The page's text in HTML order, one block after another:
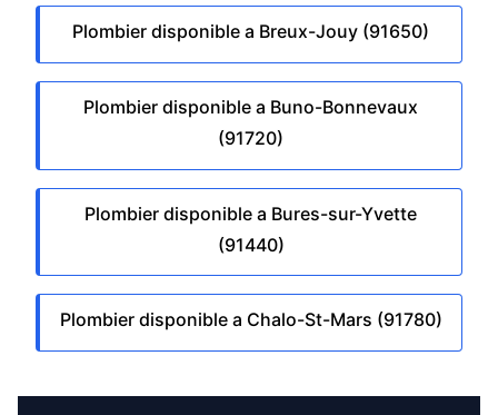
Plombier disponible a Breux-Jouy (91650)
Plombier disponible a Buno-Bonnevaux
(91720)
Plombier disponible a Bures-sur-Yvette
(91440)
Plombier disponible a Chalo-St-Mars (91780)